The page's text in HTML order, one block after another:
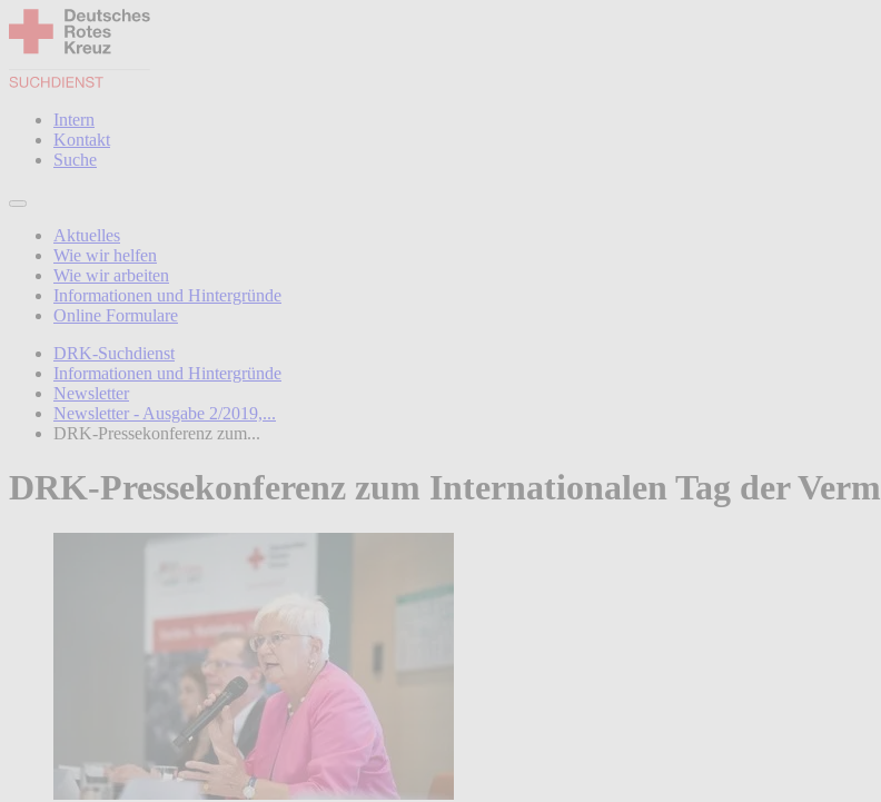
Intern
Kontakt
Suche
Aktuelles
Wie wir helfen
Wie wir arbeiten
Informationen und Hintergründe
Online Formulare
DRK-Suchdienst
Informationen und Hintergründe
Newsletter
Newsletter - Ausgabe 2/2019,...
DRK-Pressekonferenz zum...
DRK-Pressekonferenz zum Internationalen Tag der